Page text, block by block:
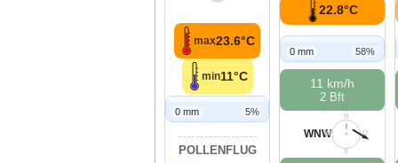
max23.6°C
min11°C
0 mm 5%
POLLENFLUG
22.8°C
0 mm 58%
11 km/h
2 Bft
N
O
S
W
WNW